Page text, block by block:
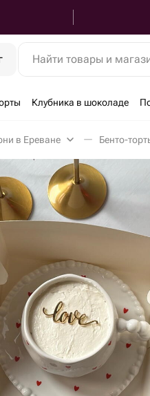
Найти товары и
Клубника в шоколаде
в Ереване Бенто-